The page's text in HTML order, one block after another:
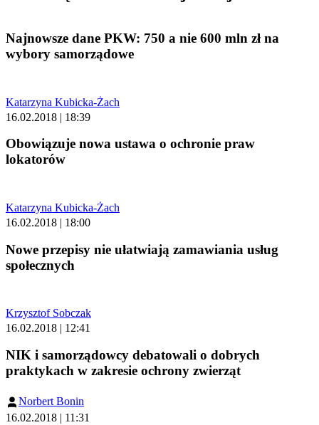
Najnowsze dane PKW: 750 a nie 600 mln zł na
wybory samorządowe
Katarzyna Kubicka-Żach
16.02.2018 | 18:39
Obowiązuje nowa ustawa o ochronie praw
lokatorów
Katarzyna Kubicka-Żach
16.02.2018 | 18:00
Nowe przepisy nie ułatwiają zamawiania usług
społecznych
Krzysztof Sobczak
16.02.2018 | 12:41
NIK i samorządowcy debatowali o dobrych
praktykach w zakresie ochrony zwierząt
Norbert Bonin
16.02.2018 | 11:31